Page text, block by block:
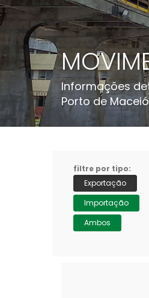
Informações
Porto de
filtre por tipo:
Exportação
Importação
Ambos
Gasolina